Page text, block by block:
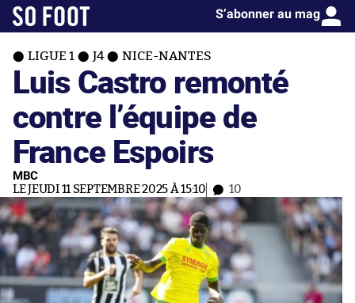
S’abonner au mag
LIGUE 1 J4 NICE-NANTES
Luis Castro remonté
contre l’équipe de
France Espoirs
MBC
LE JEUDI 11 SEPTEMBRE 2025 À 15:10 10